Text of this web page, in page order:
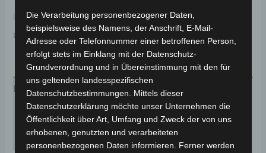
inkl. 19 % MwSt.Kostenloser Versand
Lieferzeit:
Versandfertig innerhalb 24 Stunden*
Beschreibung
Produktsicherheit
Rezensionen (0)
Die Verarbeitung personenbezogener Daten,
beispielsweise des Namens, der Anschrift, E-Mail-
Adresse oder Telefonnummer einer betroffenen Person,
erfolgt stets im Einklang mit der Datenschutz-
Grundverordnung und in Übereinstimmung mit den für
uns geltenden landesspezifischen
Datenschutzbestimmungen. Mittels dieser
Datenschutzerklärung möchte unser Unternehmen die
Öffentlichkeit über Art, Umfang und Zweck der von uns
erhobenen, genutzten und verarbeiteten
personenbezogenen Daten informieren. Ferner werden